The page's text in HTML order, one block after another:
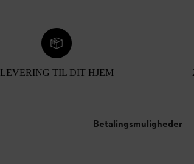
LEVERING TIL DIT HJEM
Betalingsmuligheder